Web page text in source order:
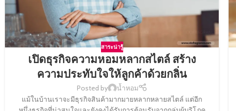
สาระน่ารู้
เปิดธุรกิจความหอมหลากสไตล์ สร้าง
ความประทับใจให้ลูกค้าด้วยกลิ่น
Posted by
น้ำหอม
แม้ในบ้านเราจะมีธุรกิจสินค้ามากมายหลากหลายสไตล์ แต่อีก